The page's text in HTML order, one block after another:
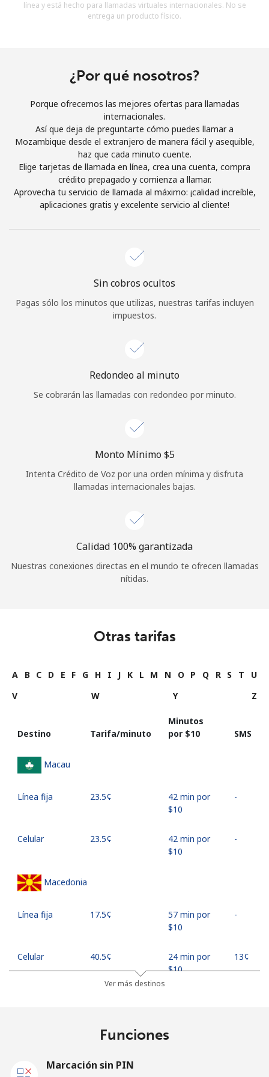
Al abrir una cuenta en este sitio web, estoy de acuerdo con
Términos y condiciones.
¡Hola!
Inicia sesión o REGÍSTRATE →
Iniciar Sesión
o
Continuar con
línea y está hecho para llamadas virtuales internacionales. No se
entrega un producto físico.
¿Por qué nosotros?
Porque ofrecemos las mejores ofertas para llamadas
internacionales.
Así que deja de preguntarte cómo puedes llamar a
Mozambique desde el extranjero de manera fácil y asequible,
haz que cada minuto cuente.
Elige tarjetas de llamada en línea, crea una cuenta, compra
crédito prepagado y comienza a llamar.
Aprovecha tu servicio de llamada al máximo: ¡calidad increíble,
aplicaciones gratis y excelente servicio al cliente!
Sin cobros ocultos
Pagas sólo los minutos que utilizas, nuestras tarifas incluyen
impuestos.
Redondeo al minuto
Se cobrarán las llamadas con redondeo por minuto.
Monto Mínimo ⁦$5⁩
Intenta Crédito de Voz por una orden mínima y disfruta
llamadas internacionales bajas.
Calidad 100% garantizada
Nuestras conexiones directas en el mundo te ofrecen llamadas
nítidas.
Otras tarifas
A B C D E F G H I J K L M N O P Q R S T
U
V
W Y Z
Destino Tarifa/minuto
Minutos
por ⁦$10⁩
SMS
Macau
Línea fija ⁦23.5¢⁩
42 min por
⁦$10⁩
-
Celular ⁦23.5¢⁩
42 min por
⁦$10⁩
-
Macedonia
Línea fija ⁦17.5¢⁩
57 min por
⁦$10⁩
-
Celular ⁦40.5¢⁩
24 min por
⁦$10⁩
⁦13¢⁩
⁦62.5¢⁩
16 min por
Celular
Ver más destinos
Funciones
Marcación sin PIN